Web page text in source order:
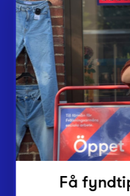
Webbshop
Butiker
Lämna in
Vårt överskott
Inlämningsplatser
Om Myrorna
Lediga jobb
Pressrum
Få